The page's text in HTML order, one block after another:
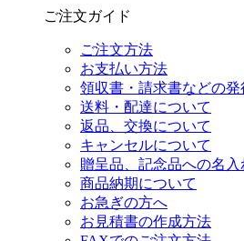
ご注文ガイド
ご注文方法
お支払い方法
領収書・請求書などの発
送料・配達について
返品、交換について
キャンセルについて
贈呈品、記念品への名入
商品納期について
お急ぎの方へ
お見積書の作成方法